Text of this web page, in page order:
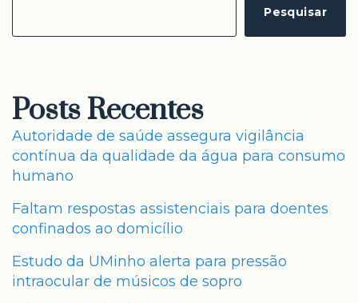
Pesquisar
Posts Recentes
Autoridade de saúde assegura vigilância
contínua da qualidade da água para consumo
humano
Faltam respostas assistenciais para doentes
confinados ao domicílio
Estudo da UMinho alerta para pressão
intraocular de músicos de sopro